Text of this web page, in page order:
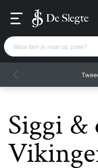
Waar ben je naar op
Siggi &